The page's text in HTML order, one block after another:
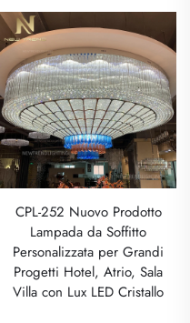
CPL-252 Nuovo Prodotto
Lampada da Soffitto
Personalizzata per Grandi
Progetti Hotel, Atrio, Sala
Villa con Lux LED Cristallo